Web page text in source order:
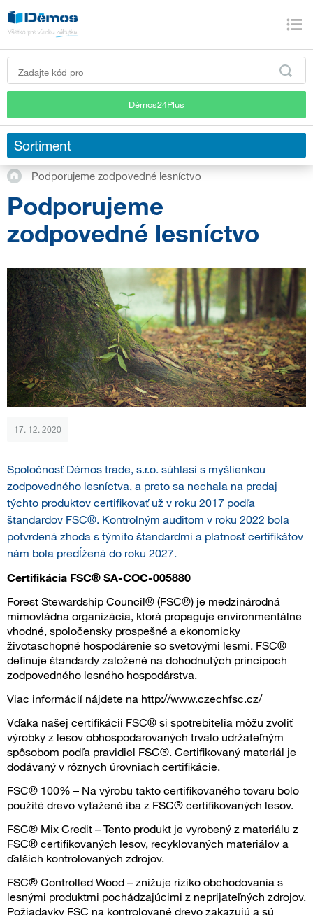
Démos24Plus
Sortiment
Podporujeme zodpovedné lesníctvo
Podporujeme
zodpovedné lesníctvo
17. 12. 2020
Spoločnosť Démos trade, s.r.o. súhlasí s myšlienkou
zodpovedného lesníctva, a preto sa nechala na predaj
týchto produktov certifikovať už v roku 2017 podľa
štandardov FSC®. Kontrolným auditom v roku 2022 bola
potvrdená zhoda s týmito štandardmi a platnosť certifikátov
nám bola predĺžená do roku 2027.
Certifikácia FSC® SA-COC-005880
Forest Stewardship Council® (FSC®) je medzinárodná
mimovládna organizácia, ktorá propaguje environmentálne
vhodné, spoločensky prospešné a ekonomicky
životaschopné hospodárenie so svetovými lesmi. FSC®
definuje štandardy založené na dohodnutých princípoch
zodpovedného lesného hospodárstva.
Viac informácií nájdete na http://www.czechfsc.cz/
Vďaka našej certifikácii FSC® si spotrebitelia môžu zvoliť
výrobky z lesov obhospodarovaných trvalo udržateľným
spôsobom podľa pravidiel FSC®. Certifikovaný materiál je
dodávaný v rôznych úrovniach certifikácie.
FSC® 100% – Na výrobu takto certifikovaného tovaru bolo
použité drevo vyťažené iba z FSC® certifikovaných lesov.
FSC® Mix Credit – Tento produkt je vyrobený z materiálu z
FSC® certifikovaných lesov, recyklovaných materiálov a
ďalších kontrolovaných zdrojov.
FSC® Controlled Wood – znižuje riziko obchodovania s
lesnými produktmi pochádzajúcimi z neprijateľných zdrojov.
Požiadavky FSC na kontrolované drevo zakazujú a sú